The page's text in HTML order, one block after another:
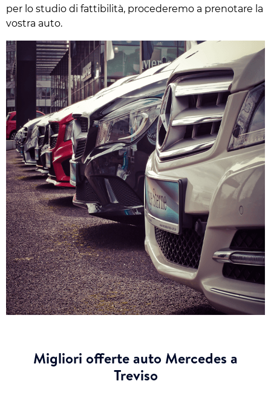
per lo studio di fattibilità, procederemo a prenotare la
vostra auto.
Migliori offerte auto Mercedes a
Treviso